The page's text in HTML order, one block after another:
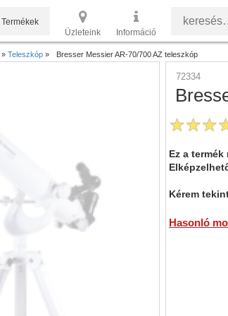
Termékek
Üzleteink
Információ
» Teleszkóp » Bresser Messier AR-70/700 AZ teleszkóp
72334
Ez a
Kérem
Hasonló